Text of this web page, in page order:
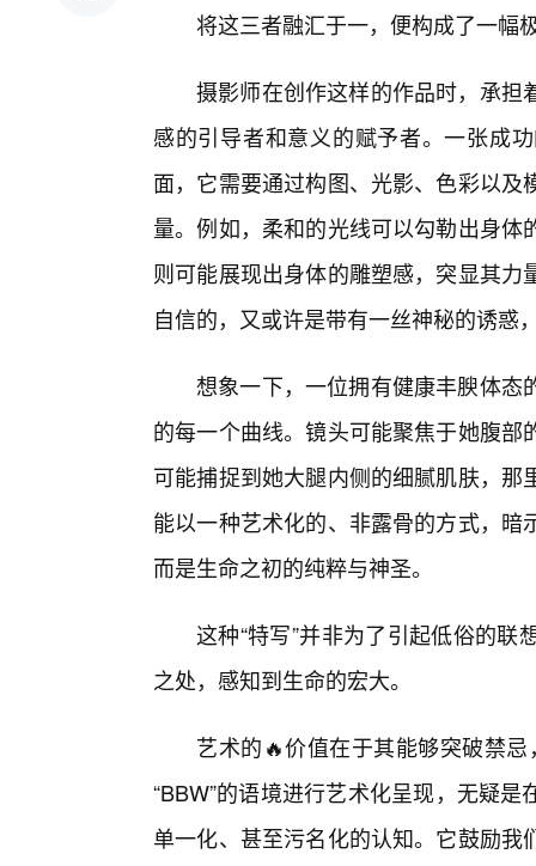
将这三者融汇于一，便构成了一幅
摄影师在创作这样的作品时，承担
感的引导者和意义的赋予者。一张成
面，它需要通过构图、光影、色彩以
量。例如，柔和的光线可以勾勒出身
则可能展现出身体的雕塑感，突显其
自信的，又或许是带有一丝神秘的诱惑
想象一下，一位拥有健康丰腴体态
的每一个曲线。镜头可能聚焦于她腹
可能捕捉到她大腿内侧的细腻肌肤，
能以一种艺术化的、非露骨的方式，
而是生命之初的纯粹与神圣。
这种“特写”并非为了引起低俗的
之处，感知到生命的宏大。
艺术的🔥价值在于其能够突破禁忌
“BBW”的语境进行艺术化呈现，无疑
单一化、甚至污名化的认知。它鼓励